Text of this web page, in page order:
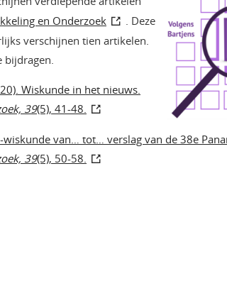
en Onderzoek
. Deze
verschijnen tien artikelen.
bijdragen.
Wiskunde in het nieuws.
39(5), 41-48.
wiskunde van… tot… verslag van de 38e
39(5), 50-58.